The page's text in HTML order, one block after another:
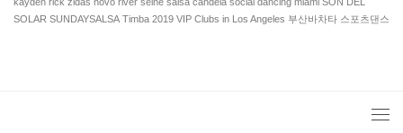
SOLAR SUNDAYSALSA Timba 2019 VIP Clubs in Los Angeles 부산바차타 스포츠댄스